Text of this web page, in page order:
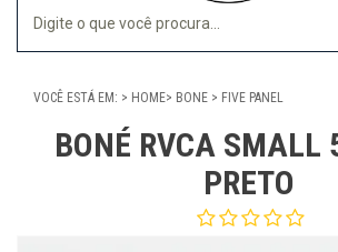
VOCÊ ESTÁ EM: HOME BONE FIVE PANEL
BONÉ RVCA SMALL
PRETO